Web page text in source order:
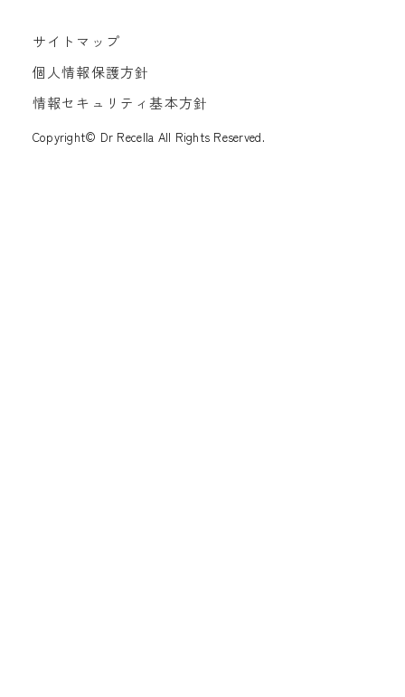
サイトマップ
個人情報保護方針
情報セキュリティ基本方針
Copyright© Dr Recella All Rights Reserved.